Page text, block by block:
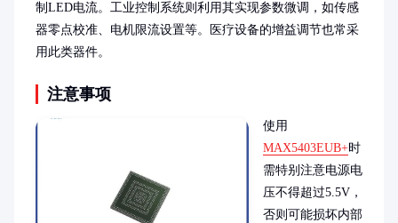
制LED电流。工业控制系统则利用其实现参数微调，如传感
器零点校准、电机限流设置等。医疗设备的增益调节也常采
用此类器件。
注意事项
使用
MAX5403EUB+时
需特别注意电源电
压不得超过5.5V，
否则可能损坏内部